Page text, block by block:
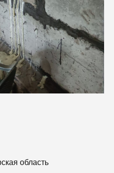
область